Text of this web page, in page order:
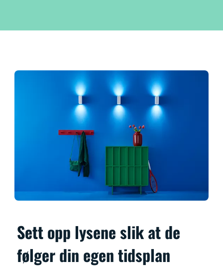
Sett opp lysene slik at de
følger din egen tidsplan